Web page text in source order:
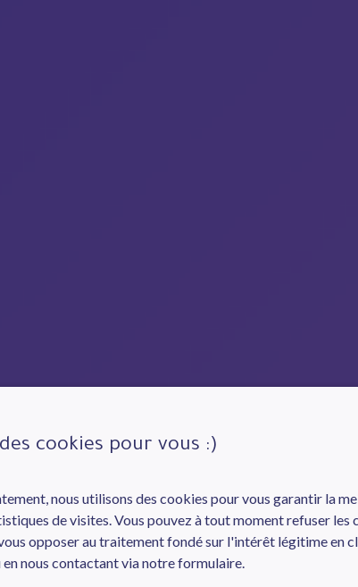
cookies pour vous :)
nous utilisons des cookies pour vous garantir la
de visites. Vous pouvez à tout moment refuser
opposer au traitement fondé sur l'intérêt légitime en
nous contactant via notre formulaire.